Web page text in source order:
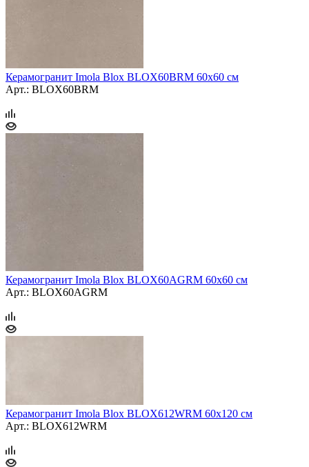
Керамогранит Imola Blox BLOX60BRM 60x60 см
Арт.: BLOX60BRM
Керамогранит Imola Blox BLOX60AGRM 60x60 см
Арт.: BLOX60AGRM
Керамогранит Imola Blox BLOX612WRM 60x120 см
Арт.: BLOX612WRM